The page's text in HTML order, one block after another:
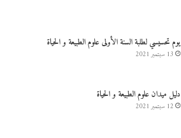
يوم تحسيسي لطلبة السنة الأولى علوم الطبيعة و الحياة
13 سبتمبر 2021
دليل ميدان علوم الطبيعة و الحياة
12 سبتمبر 2021